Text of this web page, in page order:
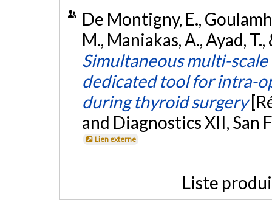
De Montigny, E.,
M., Maniakas, A., Ayad,
Simultaneous multi-
dedicated tool for intra-
during thyroid surgery
and Diagnostics XII, San
Lien externe
Liste